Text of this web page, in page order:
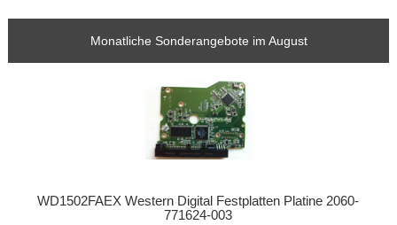
Monatliche Sonderangebote im August
WD1502FAEX Western Digital Festplatten Platine 2060-
771624-003